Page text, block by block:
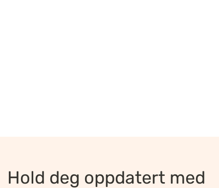
Hold deg oppdatert med